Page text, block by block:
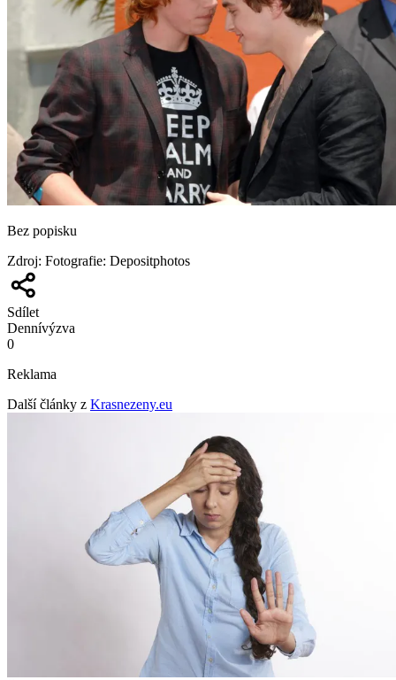
Bez popisku
Zdroj: Fotografie: Depositphotos
Sdílet
Dennívýzva
0
Reklama
Další články z Krasnezeny.eu